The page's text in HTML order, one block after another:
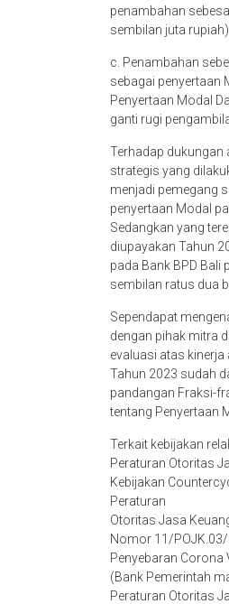
penambahan
sembilan juta rupiah).
c. Penambahan
sebagai penyertaan
Penyertaan Modal
ganti rugi
Terhadap dukungan
strategis yang
menjadi pemegang
penyertaan Modal
Sedangkan yang
diupayakan Tahun
pada Bank BPD
sembilan ratus dua
Sependapat
dengan pihak mitra
evaluasi atas
Tahun 2023 sudah
pandangan Fraksi-
tentang Penyertaan
Terkait kebijakan
Peraturan Otoritas
Kebijakan
Peraturan
Otoritas Jasa
Nomor 11/
Penyebaran Corona
(Bank Pemerintah
Peraturan Otoritas